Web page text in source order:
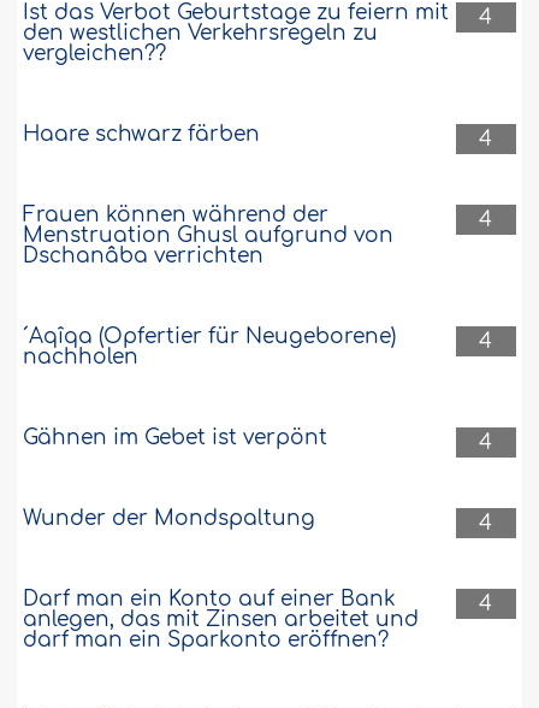
4
Ist das Verbot Geburtstage zu feiern mit
den westlichen Verkehrsregeln zu
vergleichen??
4
Haare schwarz färben
4
Frauen können während der
Menstruation Ghusl aufgrund von
Dschanâba verrichten
4
´Aqîqa (Opfertier für Neugeborene)
nachholen
4
Gähnen im Gebet ist verpönt
4
Wunder der Mondspaltung
4
Darf man ein Konto auf einer Bank
anlegen, das mit Zinsen arbeitet und
darf man ein Sparkonto eröffnen?